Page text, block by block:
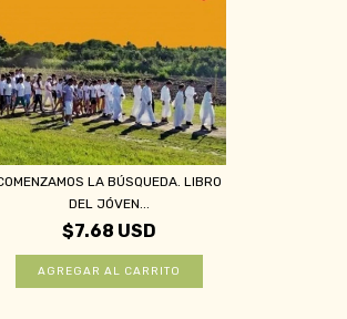
LA BÚSQUEDA. LIBRO
DEL JÓVEN...
$7.68 USD